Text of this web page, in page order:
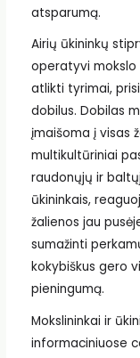
atsparumą.
Airių ūkininkų
operatyvi mokslo
atlikti tyrimai,
dobilus. Dobilas
įmaišoma į visas
multikultūriniai
raudonųjų ir
ūkininkais,
žalienos jau
sumažinti
kokybiškus gero
pieningumą.
Mokslininkai ir
informaciniuose